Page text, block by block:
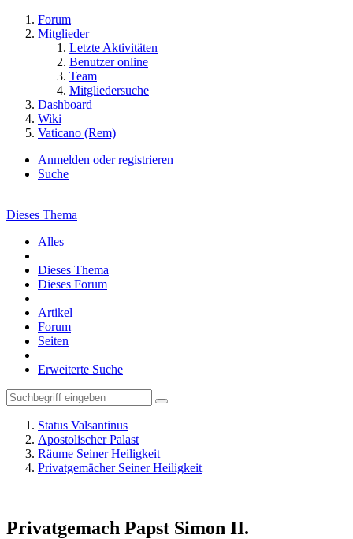
Forum
Mitglieder
Letzte Aktivitäten
Benutzer online
Team
Mitgliedersuche
Dashboard
Wiki
Vaticano (Rem)
Anmelden oder registrieren
Suche
Dieses Thema
Alles
Dieses Thema
Dieses Forum
Artikel
Forum
Seiten
Erweiterte Suche
Status Valsantinus
Apostolischer Palast
Räume Seiner Heiligkeit
Privatgemächer Seiner Heiligkeit
Privatgemach Papst Simon II.